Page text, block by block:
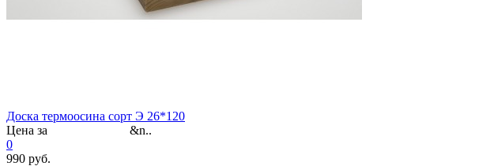
Доска термоосина сорт Э 26*120
Цена за &n..
0
990 руб.